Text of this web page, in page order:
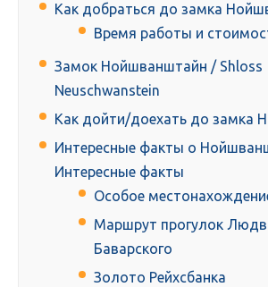
Как добраться до замка
Время работы и
Замок Нойшванштайн / Shloss
Neuschwanstein
Как дойти/доехать до замка
Интересные факты о
Интересные факты
Особое
Маршрут прогулок
Баварского
Золото Рейхсбанка